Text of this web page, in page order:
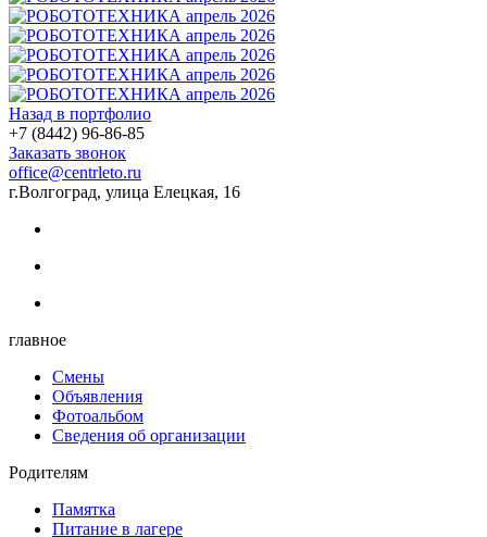
Назад в портфолио
+7 (8442) 96-86-85
Заказать звонок
office@centrleto.ru
г.Волгоград, улица Елецкая, 16
главное
Смены
Объявления
Фотоальбом
Сведения об организации
Родителям
Памятка
Питание в лагере